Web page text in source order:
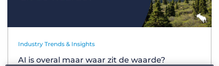
Industry Trends & Insights
AI is overal maar waar zit de waarde?